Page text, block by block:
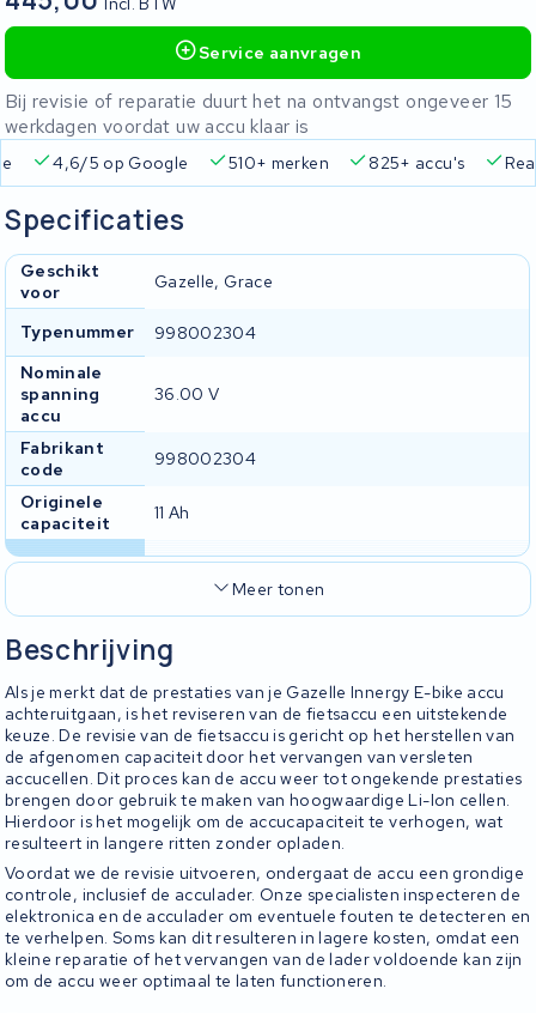
Service aanvragen
Bij revisie of reparatie duurt het na ontvangst ongeveer 15
werkdagen voordat uw accu klaar is
510+ merken 825+ accu's Real-time status
Beschrijving
Als je merkt dat de prestaties van je Gazelle Innergy E-bike accu
achteruitgaan, is het reviseren van de fietsaccu een uitstekende
keuze. De revisie van de fietsaccu is gericht op het herstellen van
de afgenomen capaciteit door het vervangen van versleten
accucellen. Dit proces kan de accu weer tot ongekende prestaties
brengen door gebruik te maken van hoogwaardige Li-Ion cellen.
Hierdoor is het mogelijk om de accucapaciteit te verhogen, wat
resulteert in langere ritten zonder opladen.
Voordat we de revisie uitvoeren, ondergaat de accu een grondige
controle, inclusief de acculader. Onze specialisten inspecteren de
elektronica en de acculader om eventuele fouten te detecteren en
te verhelpen. Soms kan dit resulteren in lagere kosten, omdat een
kleine reparatie of het vervangen van de lader voldoende kan zijn
om de accu weer optimaal te laten functioneren.
Specificaties
Geschikt
voor
Gazelle, Grace
Typenummer
998002304
Nominale
spanning
accu
36.00 V
Fabrikant
code
998002304
Originele
capaciteit
11 Ah
Meer tonen